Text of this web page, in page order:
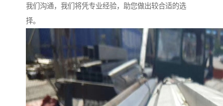
我们沟通，我们将凭专业经验，助您做出较合适的选
择。